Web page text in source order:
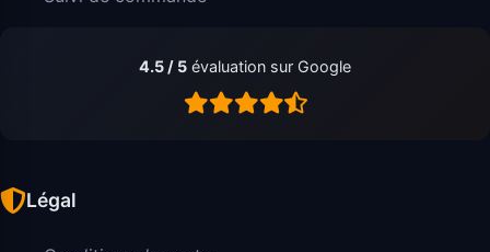
4.5 / 5 évaluation sur Google
Légal